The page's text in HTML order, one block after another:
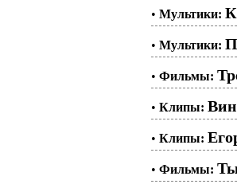
• Мультики:
• Мультики:
• Фильмы:
• Клипы:
• Клипы:
• Фильмы: